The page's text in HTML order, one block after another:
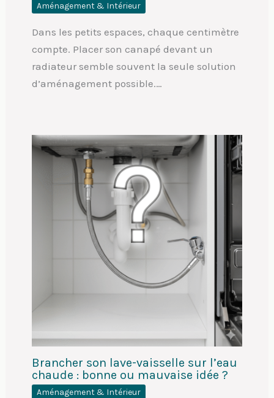
Aménagement & Intérieur
Dans les petits espaces, chaque centimètre
compte. Placer son canapé devant un
radiateur semble souvent la seule solution
d’aménagement possible.…
Brancher son lave-vaisselle sur l’eau
chaude : bonne ou mauvaise idée ?
Aménagement & Intérieur